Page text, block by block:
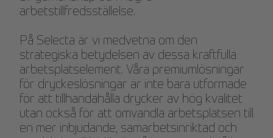
arbetstillfredsställelse.
På Selecta är vi medvetna om den
strategiska betydelsen av dessa kraftfulla
arbetsplatselement. Våra premiumlösningar
för dryckeslösningar är inte bara utformade
för att tillhandahålla drycker av hög kvalitet
utan också för att omvandla arbetsplatsen till
en mer inbjudande, samarbetsinriktad och